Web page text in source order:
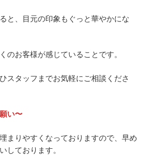
と、目元の印象もぐっと華やかにな
のお客様が感じていることです。
スタッフまでお気軽にご相談くださ
い〜
まりやすくなっておりますので、早め
しております。